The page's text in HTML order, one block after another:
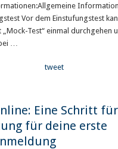
Vor dem Einstufungstest
„Mock-Test“ einmal durchgehen
…
tweet
Eine Schritt
für deine erste